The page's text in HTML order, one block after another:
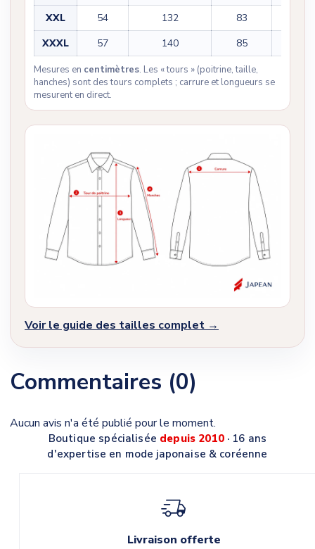
XXL
54 132 83
XXXL
57 140 85
Mesures en centimètres. Les « tours » (poitrine, taille,
hanches) sont des tours complets ; carrure et longueurs se
mesurent en direct.
Voir le guide des tailles complet →
Commentaires (0)
Aucun avis n'a été publié pour le moment.
Boutique spécialisée depuis 2010· 16 ans
d'expertise en mode japonaise & coréenne
Livraison offerte